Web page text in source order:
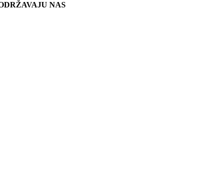
NAS